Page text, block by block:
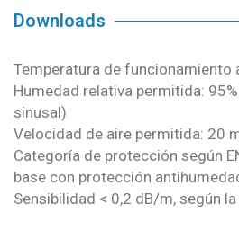
Downloads
Temperatura de funcionamiento
Humedad relativa permitida:
sinusal)
Velocidad de aire permitida: 20
Categoría de protección según
base con protección
Sensibilidad < 0,2 dB/m, según